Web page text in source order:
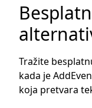
Tražite
kada je
koja pretvara